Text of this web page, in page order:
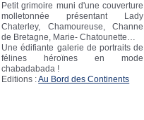
Petit grimoire muni d'une couverture
molletonnée présentant Lady
Chaterley, Chamoureuse, Channe
de Bretagne, Marie- Chatounette…
Une édifiante galerie de portraits de
félines héroïnes en mode
chabadabada !
Editions :Au Bord des Continents